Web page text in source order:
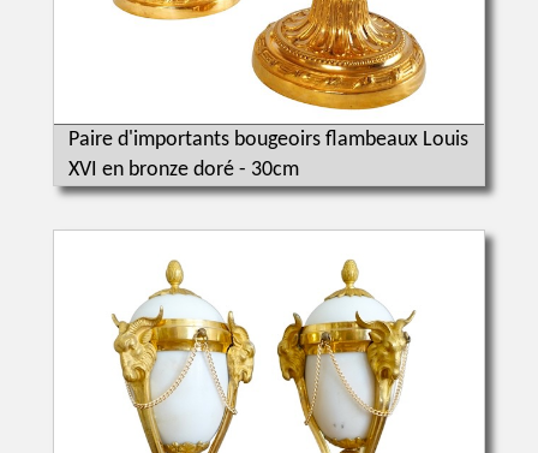
Paire d'importants bougeoirs flambeaux Louis
XVI en bronze doré - 30cm